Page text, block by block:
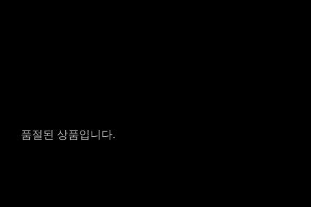
품절된 상품입니다.